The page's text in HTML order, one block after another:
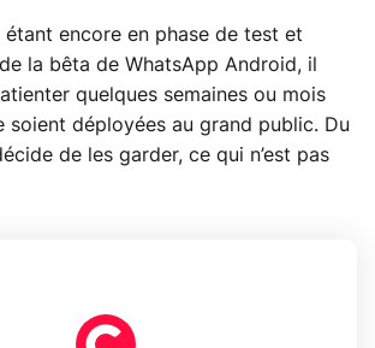
étant encore en phase de test et
la bêta de WhatsApp Android, il
quelques semaines ou mois
soient déployées au grand public. Du
de les garder, ce qui n’est pas